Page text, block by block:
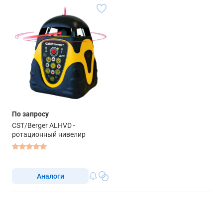
По запросу
CST/Berger ALHVD -
ротационный нивелир
Аналоги